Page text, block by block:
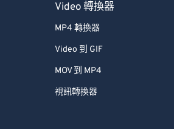
Video 轉換器
MP4 轉換器
Video 到 GIF
MOV 到 MP4
視訊轉換器